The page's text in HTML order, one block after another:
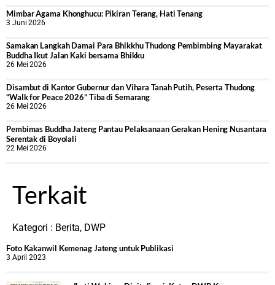
Mimbar Agama Khonghucu: Pikiran Terang, Hati Tenang
3 Juni 2026
Samakan Langkah Damai Para Bhikkhu Thudong Pembimbing Mayarakat
Buddha Ikut Jalan Kaki bersama Bhikku
26 Mei 2026
Disambut di Kantor Gubernur dan Vihara Tanah Putih, Peserta Thudong
“Walk for Peace 2026” Tiba di Semarang
26 Mei 2026
‎Pembimas Buddha Jateng Pantau Pelaksanaan Gerakan Hening Nusantara
Serentak di Boyolali
22 Mei 2026
Terkait
Kategori : Berita, DWP
Foto Kakanwil Kemenag Jateng untuk Publikasi
3 April 2023